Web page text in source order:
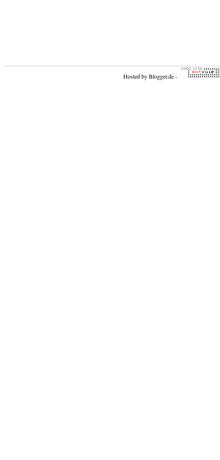
Hosted byBlogger.de-